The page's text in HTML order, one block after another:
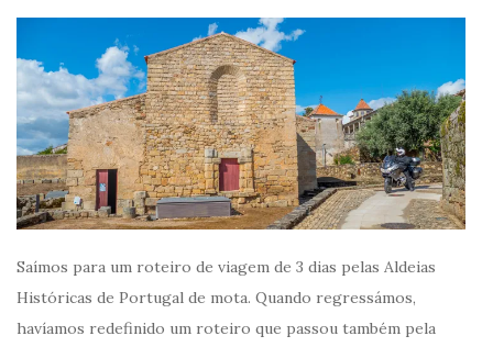
Saímos para um roteiro de viagem de 3 dias pelas Aldeias
Históricas de Portugal de mota. Quando regressámos,
havíamos redefinido um roteiro que passou também pela